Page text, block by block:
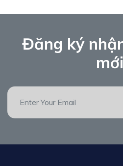
Đăng ký
mới